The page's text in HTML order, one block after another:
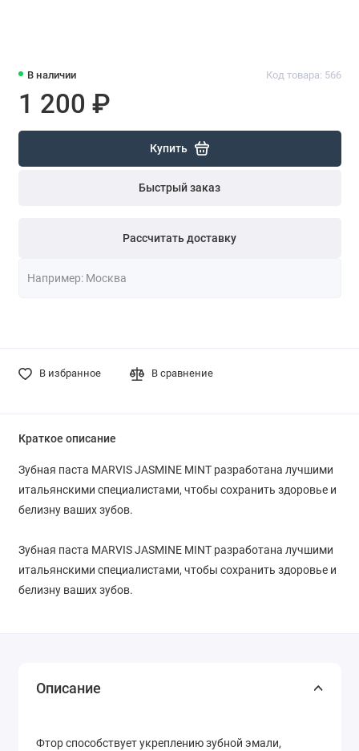
В наличии Код товара: 566
1 200 ₽
Купить
Быстрый заказ
Рассчитать доставку
В избранное В сравнение
Краткое описание
Зубная паста MARVIS JASMINE MINT разработана лучшими
итальянскими специалистами, чтобы сохранить здоровье и
белизну ваших зубов.
Зубная паста MARVIS JASMINE MINT разработана лучшими
итальянскими специалистами, чтобы сохранить здоровье и
белизну ваших зубов.
Описание
Фтор способствует укреплению зубной эмали,